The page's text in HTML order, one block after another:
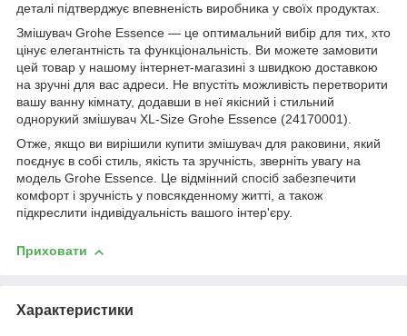
деталі підтверджує впевненість виробника у своїх продуктах.
Змішувач Grohe Essence — це оптимальний вибір для тих, хто
цінує елегантність та функціональність. Ви можете замовити
цей товар у нашому інтернет-магазині з швидкою доставкою
на зручні для вас адреси. Не впустіть можливість перетворити
вашу ванну кімнату, додавши в неї якісний і стильний
однорукий змішувач XL-Size Grohe Essence (24170001).
Отже, якщо ви вирішили купити змішувач для раковини, який
поєднує в собі стиль, якість та зручність, зверніть увагу на
модель Grohe Essence. Це відмінний спосіб забезпечити
комфорт і зручність у повсякденному житті, а також
підкреслити індивідуальність вашого інтер'єру.
Приховати
Характеристики